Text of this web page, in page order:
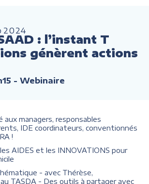
2024
: l’instant T
génèrent actions
- Webinaire
aux managers, responsables
IDE coordinateurs, conventionnés
!
AIDES et les INNOVATIONS pour
- avec Thérèse,
TASDA - Des outils à partager avec